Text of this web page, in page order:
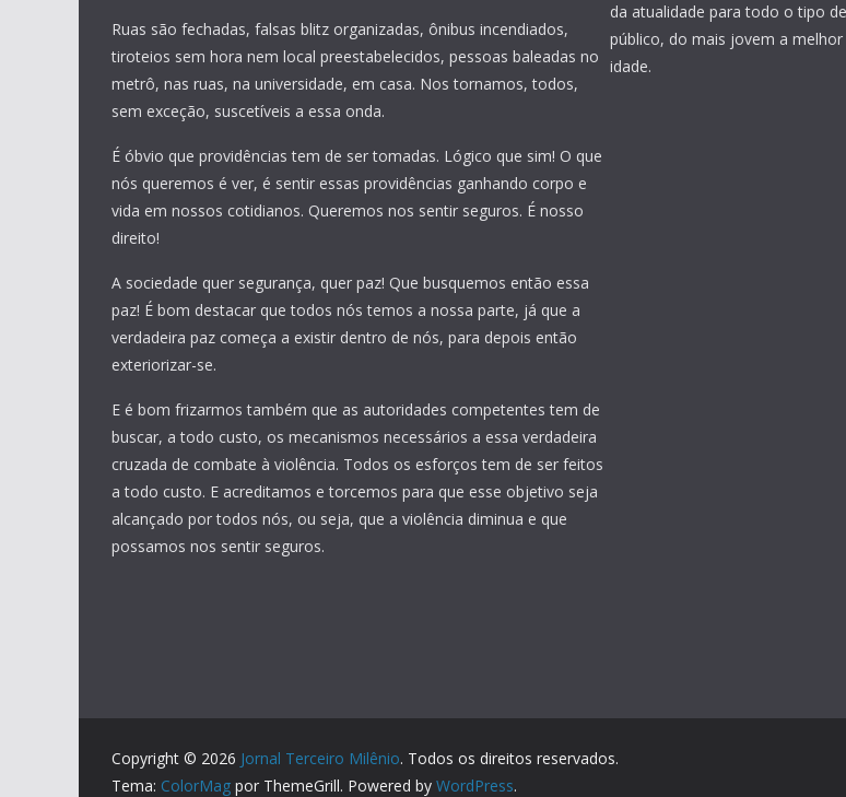
Ruas são fechadas, falsas blitz organizadas, ônibus incendiados,
tiroteios sem hora nem local preestabelecidos, pessoas baleadas no
metrô, nas ruas, na universidade, em casa. Nos tornamos, todos,
sem exceção, suscetíveis a essa onda.
É óbvio que providências tem de ser tomadas. Lógico que sim! O que
nós queremos é ver, é sentir essas providências ganhando corpo e
vida em nossos cotidianos. Queremos nos sentir seguros. É nosso
direito!
A sociedade quer segurança, quer paz! Que busquemos então essa
paz! É bom destacar que todos nós temos a nossa parte, já que a
verdadeira paz começa a existir dentro de nós, para depois então
exteriorizar-se.
E é bom frizarmos também que as autoridades competentes tem de
buscar, a todo custo, os mecanismos necessários a essa verdadeira
cruzada de combate à violência. Todos os esforços tem de ser feitos
a todo custo. E acreditamos e torcemos para que esse objetivo seja
alcançado por todos nós, ou seja, que a violência diminua e que
possamos nos sentir seguros.
da atualidade para todo o tipo de
público, do mais jovem a melhor
idade.
Copyright © 2026 Jornal Terceiro Milênio. Todos os direitos reservados.
Tema: ColorMag por ThemeGrill. Powered by WordPress.